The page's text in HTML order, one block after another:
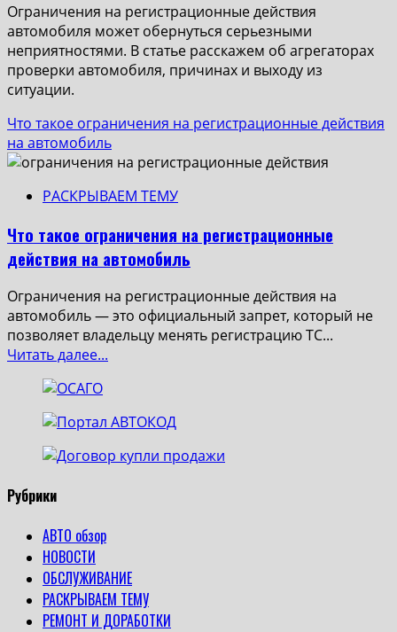
Ограничения на регистрационные действия
автомобиля может обернуться серьезными
неприятностями. В статье расскажем об агрегаторах
проверки автомобиля, причинах и выходу из
ситуации.
Что такое ограничения на регистрационные действия
на автомобиль
РАСКРЫВАЕМ ТЕМУ
Что такое ограничения на регистрационные
действия на автомобиль
Ограничения на регистрационные действия на
автомобиль — это официальный запрет, который не
позволяет владельцу менять регистрацию ТС...
Читать далее...
Что
такое
ограничения
на
Рубрики
АВТО обзор
НОВОСТИ
ОБСЛУЖИВАНИЕ
РАСКРЫВАЕМ ТЕМУ
РЕМОНТ И ДОРАБОТКИ